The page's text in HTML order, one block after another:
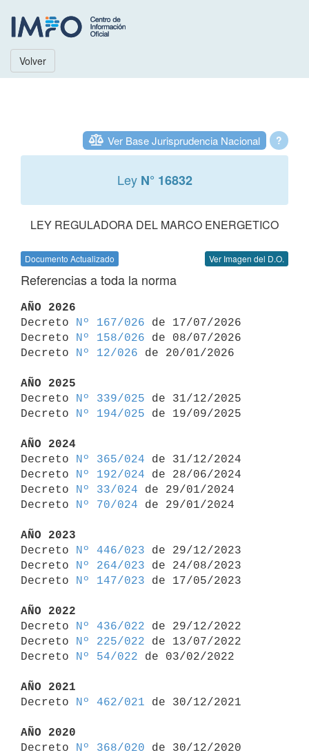
Volver
?
Ver Base Jurisprudencia Nacional
Ley N° 16832
LEY REGULADORA DEL MARCO ENERGETICO
Documento Actualizado Ver Imagen del D.O.
Referencias a toda la norma
AÑO 2026
Decreto
Nº 167/026 de 17/07/2026
Decreto
Nº 158/026 de 08/07/2026
Decreto
Nº 12/026 de 20/01/2026
AÑO 2025
Decreto
Nº 339/025 de 31/12/2025
Decreto
Nº 194/025 de 19/09/2025
AÑO 2024
Decreto
Nº 365/024 de 31/12/2024
Decreto
Nº 192/024 de 28/06/2024
Decreto
Nº 33/024 de 29/01/2024
Decreto
Nº 70/024 de 29/01/2024
AÑO 2023
Decreto
Nº 446/023 de 29/12/2023
Decreto
Nº 264/023 de 24/08/2023
Decreto
Nº 147/023 de 17/05/2023
AÑO 2022
Decreto
Nº 436/022 de 29/12/2022
Decreto
Nº 225/022 de 13/07/2022
Decreto
Nº 54/022 de 03/02/2022
AÑO 2021
Decreto
Nº 462/021 de 30/12/2021
AÑO 2020
Decreto
Nº 368/020 de 30/12/2020